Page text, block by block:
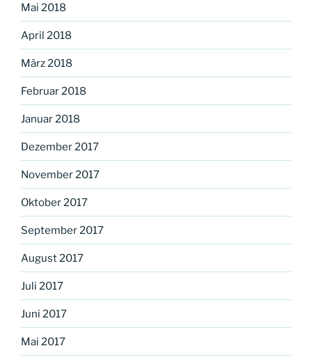
Mai 2018
April 2018
März 2018
Februar 2018
Januar 2018
Dezember 2017
November 2017
Oktober 2017
September 2017
August 2017
Juli 2017
Juni 2017
Mai 2017